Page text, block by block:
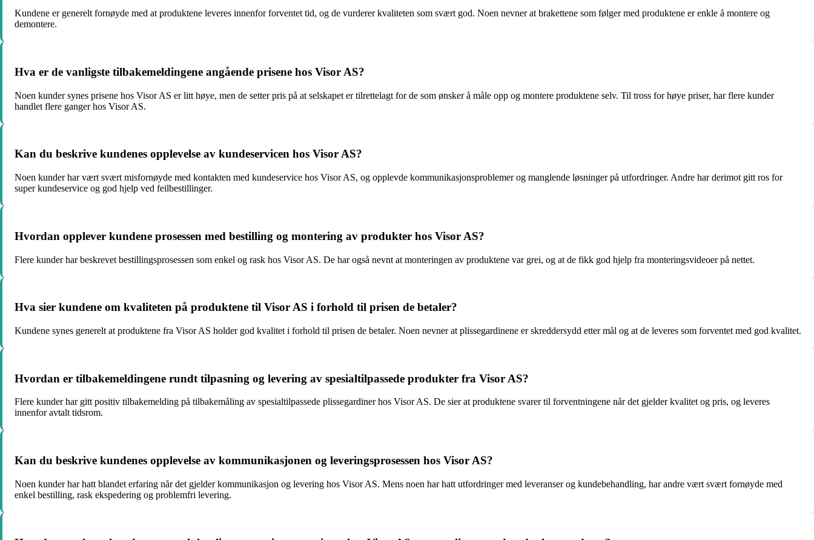
Kundene er generelt fornøyde med at produktene leveres innenfor forventet tid, og de vurderer kvaliteten som svært god. Noen nevner at brakettene som følger med produktene er enkle å montere og
demontere.
Hva er de vanligste tilbakemeldingene angående prisene hos Visor AS?
Noen kunder synes prisene hos Visor AS er litt høye, men de setter pris på at selskapet er tilrettelagt for de som ønsker å måle opp og montere produktene selv. Til tross for høye priser, har flere kunder
handlet flere ganger hos Visor AS.
Kan du beskrive kundenes opplevelse av kundeservicen hos Visor AS?
Noen kunder har vært svært misfornøyde med kontakten med kundeservice hos Visor AS, og opplevde kommunikasjonsproblemer og manglende løsninger på utfordringer. Andre har derimot gitt ros for
super kundeservice og god hjelp ved feilbestillinger.
Hvordan opplever kundene prosessen med bestilling og montering av produkter hos Visor AS?
Flere kunder har beskrevet bestillingsprosessen som enkel og rask hos Visor AS. De har også nevnt at monteringen av produktene var grei, og at de fikk god hjelp fra monteringsvideoer på nettet.
Hva sier kundene om kvaliteten på produktene til Visor AS i forhold til prisen de betaler?
Kundene synes generelt at produktene fra Visor AS holder god kvalitet i forhold til prisen de betaler. Noen nevner at plissegardinene er skreddersydd etter mål og at de leveres som forventet med god kvalitet.
Hvordan er tilbakemeldingene rundt tilpasning og levering av spesialtilpassede produkter fra Visor AS?
Flere kunder har gitt positiv tilbakemelding på tilbakemåling av spesialtilpassede plissegardiner hos Visor AS. De sier at produktene svarer til forventningene når det gjelder kvalitet og pris, og leveres
innenfor avtalt tidsrom.
Kan du beskrive kundenes opplevelse av kommunikasjonen og leveringsprosessen hos Visor AS?
Noen kunder har hatt blandet erfaring når det gjelder kommunikasjon og levering hos Visor AS. Mens noen har hatt utfordringer med leveranser og kundebehandling, har andre vært svært fornøyde med
enkel bestilling, rask ekspedering og problemfri levering.